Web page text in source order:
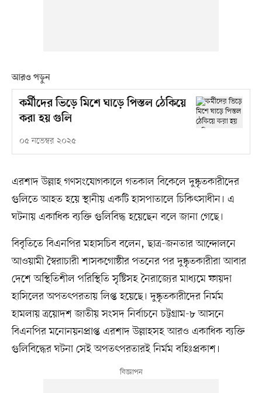
আরও পড়ুন
কর্মীদের ভিড়ে মিশে ঘাড়ে পিস্তল ঠেকিয়ে
করা হয় গুলি
০৫ নভেম্বর ২০২৫
এরশাদ উল্লাহ গণসংযোগকালে গতকাল বিকেলে দুষ্কৃতকারীদের
গুলিতে আহত হয়ে স্থানীয় একটি হাসপাতালে চিকিৎসাধীন। এ
ঘটনায় একাধিক ব্যক্তি গুলিবিদ্ধ হয়েছেন বলে জানা গেছে।
বিবৃতিতে বিএনপির মহাসচিব বলেন, ছাত্র-জনতার আন্দোলনে
আওয়ামী স্বৈরাচারী শাসকগোষ্ঠীর পতনের পর দুষ্কৃতকারীরা আবার
দেশে অস্থিতিশীল পরিস্থিতি সৃষ্টিসহ নৈরাজ্যের মাধ্যমে ফায়দা
হাসিলের অপতৎপরতায় লিপ্ত হয়েছে। দুষ্কৃতকারীদের নির্মম
হামলায় ত্রয়োদশ জাতীয় সংসদ নির্বাচনে চট্টগ্রাম-৮ আসনে
বিএনপির মনোনয়নপ্রাপ্ত এরশাদ উল্লাহসহ আরও একাধিক ব্যক্তি
গুলিবিদ্ধের ঘটনা সেই অপতৎপরতারই নির্মম বহিঃপ্রকাশ।